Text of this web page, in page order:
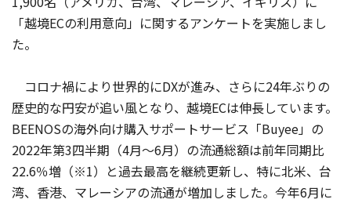
「越境ECの利用意向」に関するアンケートを実施しまし
た。
コロナ禍により世界的にDXが進み、さらに24年ぶりの
歴史的な円安が追い風となり、越境ECは伸長しています。
BEENOSの海外向け購入サポートサービス「Buyee」の
2022年第3四半期（4月～6月）の流通総額は前年同期比
22.6％増（※1）と過去最高を継続更新し、特に北米、台
湾、香港、マレーシアの流通が増加しました。今年6月に